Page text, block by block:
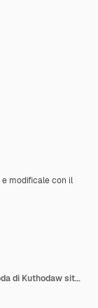
e modificale con il
Una bellissima vista del tempio della Pagoda di Kuthodaw situato a Mandalay Myanmar